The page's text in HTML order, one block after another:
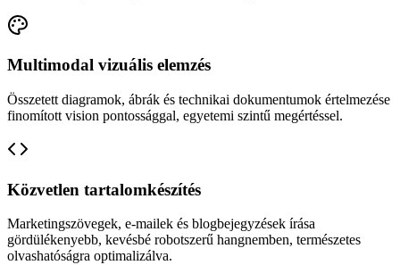
Multimodal vizuális elemzés
Összetett diagramok, ábrák és technikai dokumentumok értelmezése
finomított vision pontossággal, egyetemi szintű megértéssel.
Közvetlen tartalomkészítés
Marketingszövegek, e-mailek és blogbejegyzések írása
gördülékenyebb, kevésbé robotszerű hangnemben, természetes
olvashatóságra optimalizálva.